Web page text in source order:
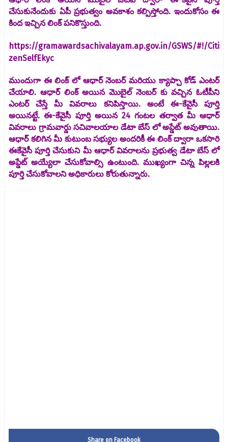
చేసుకునేందుకు ఏపీ ప్రభుత్వం అవకాశం కల్పిస్తోంది. ఇందుకోసం ఈ
కింద ఇచ్చిన లింక్ పనికొస్తుంది.
https://gramawardsachivalayam.ap.gov.in/GSWS/#!/Citi
zenSelfEkyc
ముందుగా ఈ లింక్ లో ఆధార్ నెంబర్ మరియు క్యాప్చా కోడ్ ఎంటర్
చేయాలి. ఆధార్ లింక్ అయిన మొబైల్ నెంబర్ కు వచ్చిన ఓటీపీని
ఎంటర్ చేస్తే మీ వివరాలు కనిపిస్తాయి. అంటే ఈ-కేవైసీ పూర్తి
అయినట్టే. ఈ-కేవైసీ పూర్తి అయిన 24 గంటల తర్వాత మీ ఆధార్
వివరాలు గ్రామవార్డు సచివాలయాల డేటా బేస్ లో అప్డేట్ అవుతాయి.
ఆధార్ కలిగిన మీ కుటుంబ సభ్యుల అందరికీ ఈ లింక్ ద్వారా ఒకసారి
ఈకేవైసీ పూర్తి చేసుకుని మీ ఆధార్ వివరాలను ప్రభుత్వ డేటా బేస్ లో
అప్డేట్ అయ్యేలా చేసుకోవాల్సి ఉంటుంది. ముఖ్యంగా చిన్న పిల్లలకి
పూర్తి చేసుకోవాలని అధికారులు కోరుతున్నారు.
Share on Facebook